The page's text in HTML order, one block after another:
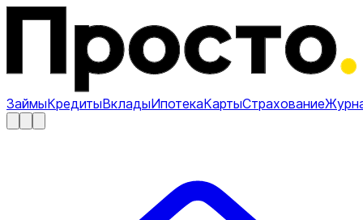
ЗаймыКредитыВкладыИпотекаКартыСтрахование